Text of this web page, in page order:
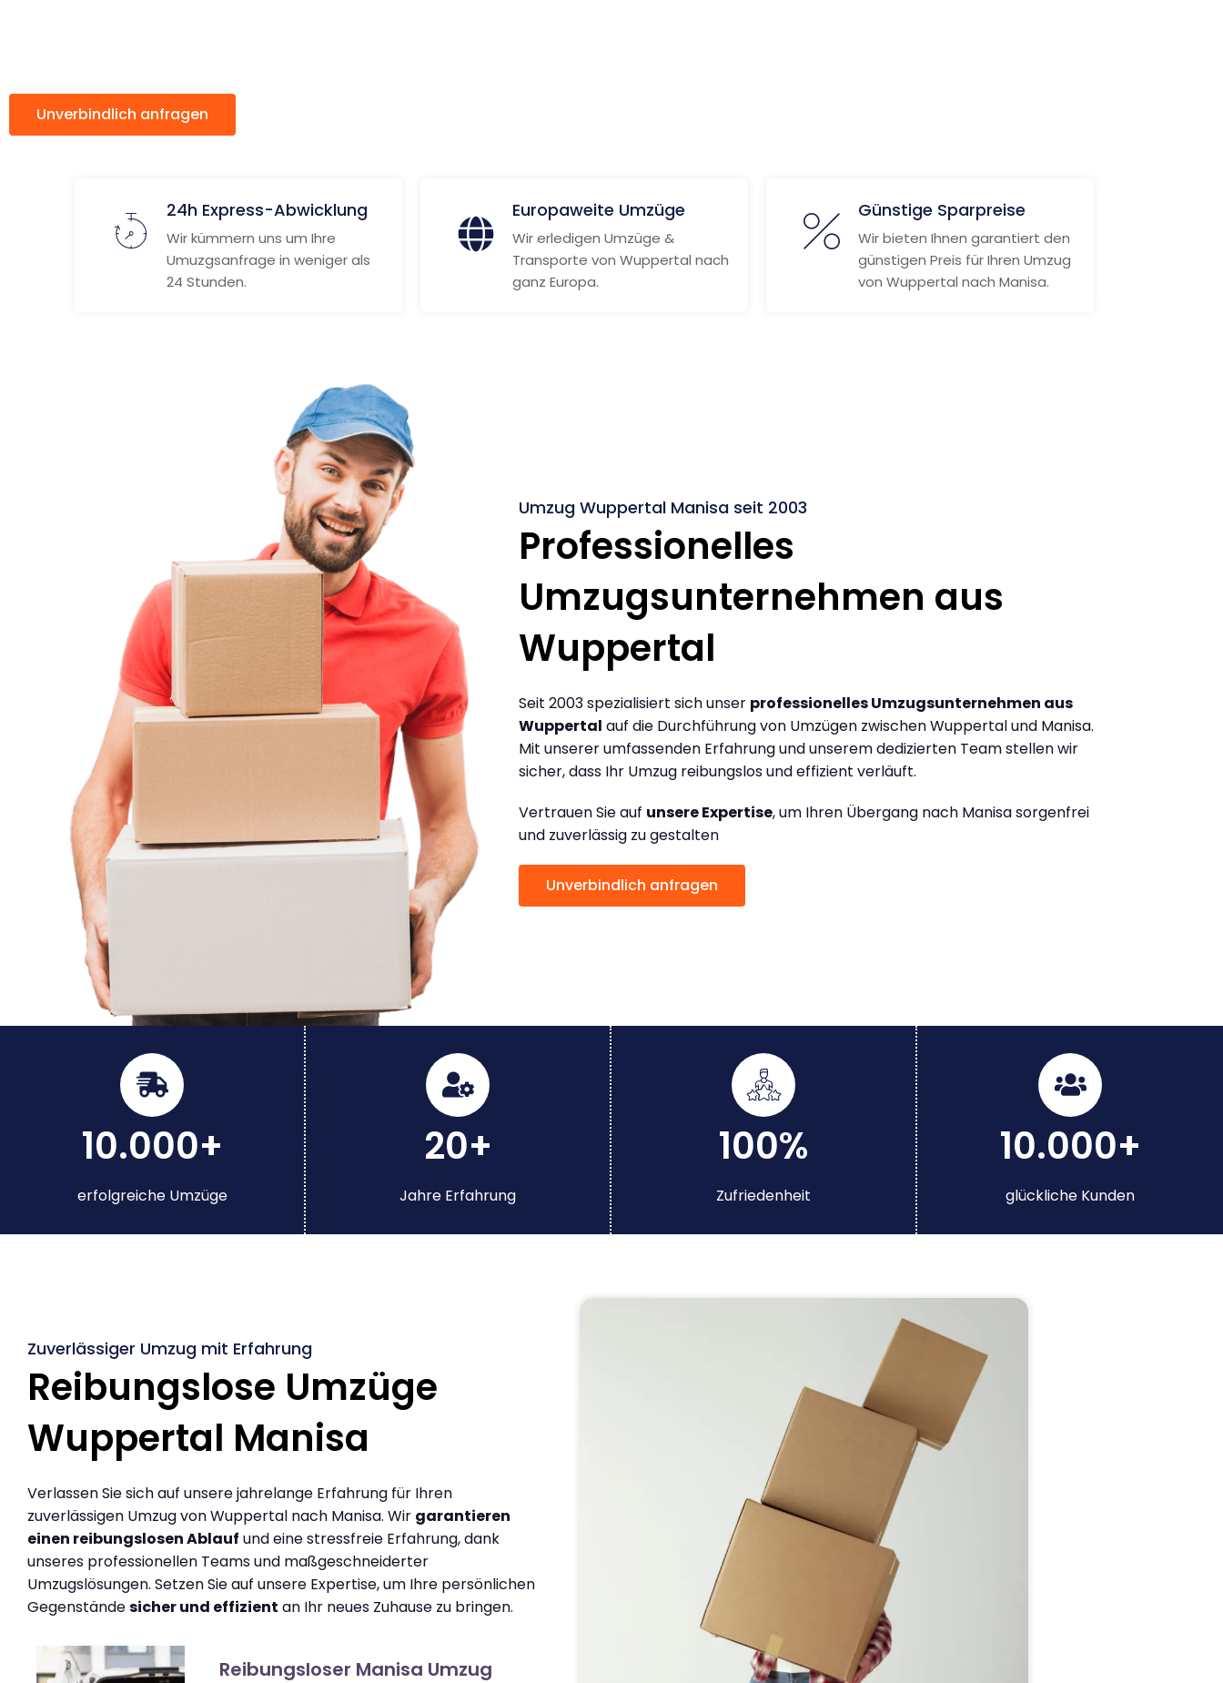
Unverbindlich anfragen
24h Express-Abwicklung
Wir kümmern uns um Ihre
Umuzgsanfrage in weniger als
24 Stunden.
Europaweite Umzüge
Wir erledigen Umzüge &
Transporte von Wuppertal nach
ganz Europa.
Günstige Sparpreise
Wir bieten Ihnen garantiert den
günstigen Preis für Ihren Umzug
von Wuppertal nach Manisa.
Umzug Wuppertal Manisa seit 2003
Professionelles
Umzugsunternehmen aus
Wuppertal
Seit 2003 spezialisiert sich unser professionelles Umzugsunternehmen aus
Wuppertal auf die Durchführung von Umzügen zwischen Wuppertal und Manisa.
Mit unserer umfassenden Erfahrung und unserem dedizierten Team stellen wir
sicher, dass Ihr Umzug reibungslos und effizient verläuft.
Vertrauen Sie auf unsere Expertise, um Ihren Übergang nach Manisa sorgenfrei
und zuverlässig zu gestalten
Unverbindlich anfragen
10.000+
erfolgreiche Umzüge
20+
Jahre Erfahrung
100%
Zufriedenheit
10.000+
glückliche Kunden
Zuverlässiger Umzug mit Erfahrung
Reibungslose Umzüge
Wuppertal Manisa
Verlassen Sie sich auf unsere jahrelange Erfahrung für Ihren
zuverlässigen Umzug von Wuppertal nach Manisa. Wir garantieren
einen reibungslosen Ablauf und eine stressfreie Erfahrung, dank
unseres professionellen Teams und maßgeschneiderter
Umzugslösungen. Setzen Sie auf unsere Expertise, um Ihre persönlichen
Gegenständesicher und effizient an Ihr neues Zuhause zu bringen.
Reibungsloser Manisa Umzug